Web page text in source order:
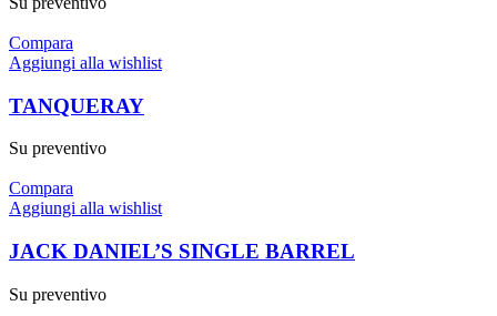
Compara
Aggiungi alla wishlist
TANQUERAY
Su preventivo
Compara
Aggiungi alla wishlist
JACK DANIEL’S SINGLE BARREL
Su preventivo